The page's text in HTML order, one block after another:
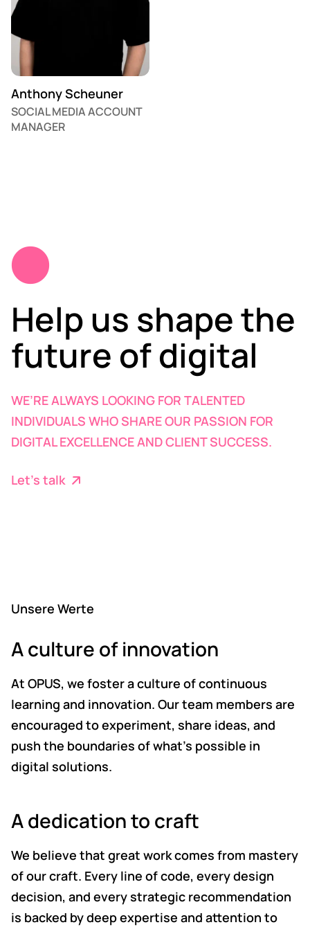
Anthony Scheuner
SOCIAL MEDIA ACCOUNT
MANAGER

Help us shape the
future of digital
WE’RE ALWAYS LOOKING FOR TALENTED
INDIVIDUALS WHO SHARE OUR PASSION FOR
DIGITAL EXCELLENCE AND CLIENT SUCCESS.
Let’s talk
Unsere Werte
A culture of innovation
At OPUS, we foster a culture of continuous
learning and innovation. Our team members are
encouraged to experiment, share ideas, and
push the boundaries of what’s possible in
digital solutions.
A dedication to craft
We believe that great work comes from mastery
of our craft. Every line of code, every design
decision, and every strategic recommendation
is backed by deep expertise and attention to